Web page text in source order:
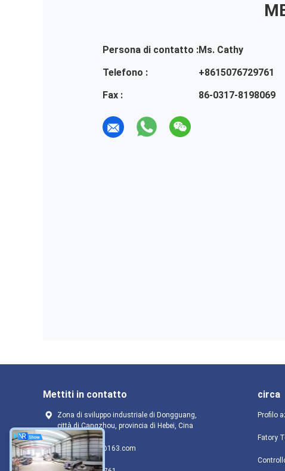
Persona di contatto :Ms. Cathy
Telefono :
+8615076729761
Fax :
86-0317-8198069
Mettiti in contatto
Zona di sviluppo industriale di Dongguang,
città di Cangzhou, provincia di Hebei, Cina
cathy198703@163.com
circa
Profilo
Fatory